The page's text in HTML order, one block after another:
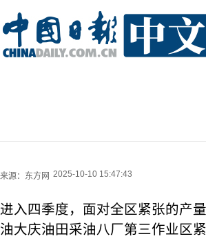
来源： 东方网 2025-10-10 15:47:43
进入四季度，面对全区紧张的产
油大庆油田采油八厂第三作业区